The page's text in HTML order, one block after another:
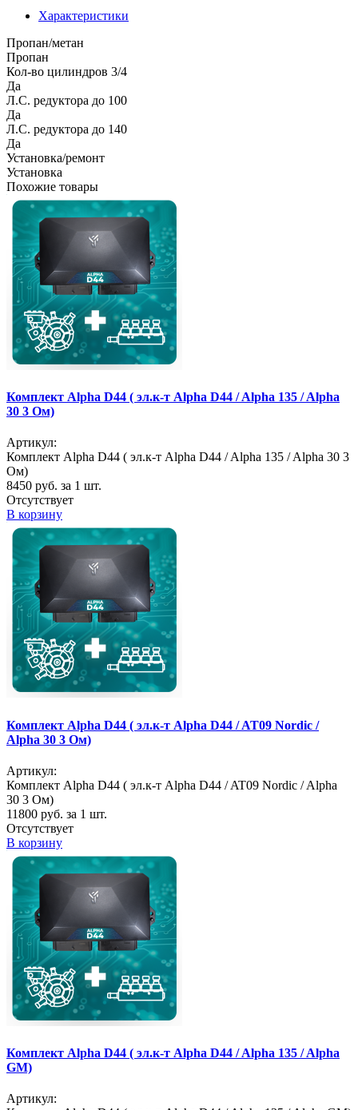
Характеристики
Пропан/метан
Пропан
Кол-во цилиндров 3/4
Да
Л.С. редуктора до 100
Да
Л.С. редуктора до 140
Да
Установка/ремонт
Установка
Похожие товары
Комплект Alpha D44 ( эл.к-т Alpha D44 / Alpha 135 / Alpha
30 3 Ом)
Артикул:
Комплект Alpha D44 ( эл.к-т Alpha D44 / Alpha 135 / Alpha 30 3
Ом)
8450 руб. за 1 шт.
Отсутствует
В корзину
Комплект Alpha D44 ( эл.к-т Alpha D44 / AT09 Nordic /
Alpha 30 3 Ом)
Артикул:
Комплект Alpha D44 ( эл.к-т Alpha D44 / AT09 Nordic / Alpha
30 3 Ом)
11800 руб. за 1 шт.
Отсутствует
В корзину
Комплект Alpha D44 ( эл.к-т Alpha D44 / Alpha 135 / Alpha
GM)
Артикул: